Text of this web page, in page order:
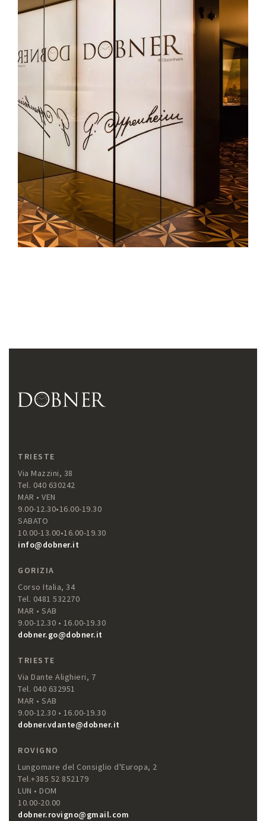
TRIESTE
Via Mazzini, 38
Tel. 040 630242
MAR • VEN
9.00-12.30•16.00-19.30
SABATO
10.00-13.00•16.00-19.30
info@dobner.it
GORIZIA
Corso Italia, 34
Tel. 0481 532270
MAR • SAB
9.00-12.30 • 16.00-19.30
dobner.go@dobner.it
TRIESTE
Via Dante Alighieri, 7
Tel. 040 632951
MAR • SAB
9.00-12.30 • 16.00-19.30
dobner.vdante@dobner.it
ROVIGNO
Lungomare del Consiglio d'Europa, 2
Tel.+385 52 852179
LUN • DOM
10.00-20.00
dobner.rovigno@gmail.com